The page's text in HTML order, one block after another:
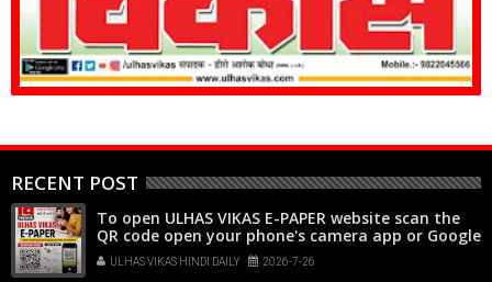
RECENT POST
To open ULHAS VIKAS E-PAPER website scan the
QR code open your phone's camera app or Google
Lens, point it at the code, and tap the web link
popup that appears on your screen
ULHAS VIKAS HINDI DAILY 2026-7-26